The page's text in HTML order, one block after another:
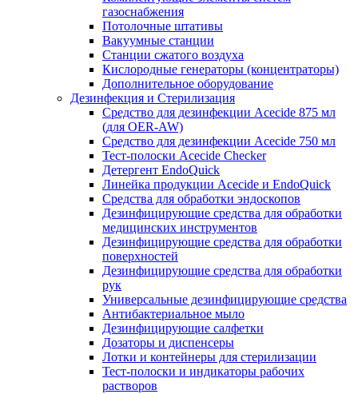
газоснабжения
Потолочные штативы
Вакуумные станции
Станции сжатого воздуха
Кислородные генераторы (концентраторы)
Дополнительное оборудование
Дезинфекция и Стерилизация
Средство для дезинфекции Acecide 875 мл
(для OER-AW)
Средство для дезинфекции Acecide 750 мл
Тест-полоски Acecide Checker
Детергент EndoQuick
Линейка продукции Acecide и EndoQuick
Средства для обработки эндоскопов
Дезинфицирующие средства для обработки
медицинских инструментов
Дезинфицирующие средства для обработки
поверхностей
Дезинфицирующие средства для обработки
рук
Универсальные дезинфицирующие средства
Антибактериальное мыло
Дезинфицирующие салфетки
Дозаторы и диспенсеры
Лотки и контейнеры для стерилизации
Тест-полоски и индикаторы рабочих
растворов